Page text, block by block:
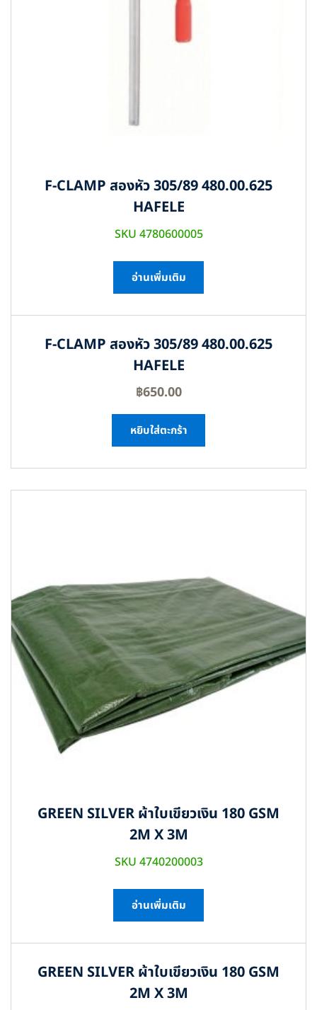
F-CLAMP สองหัว 305/89 480.00.625
HAFELE
SKU 4780600005
อ่านเพิ่มเติม
F-CLAMP สองหัว 305/89 480.00.625
HAFELE
฿650.00
หยิบใส่ตะกร้า
GREEN SILVER ผ้าใบเขียวเงิน 180 GSM
2M X 3M
SKU 4740200003
อ่านเพิ่มเติม
GREEN SILVER ผ้าใบเขียวเงิน 180 GSM
2M X 3M